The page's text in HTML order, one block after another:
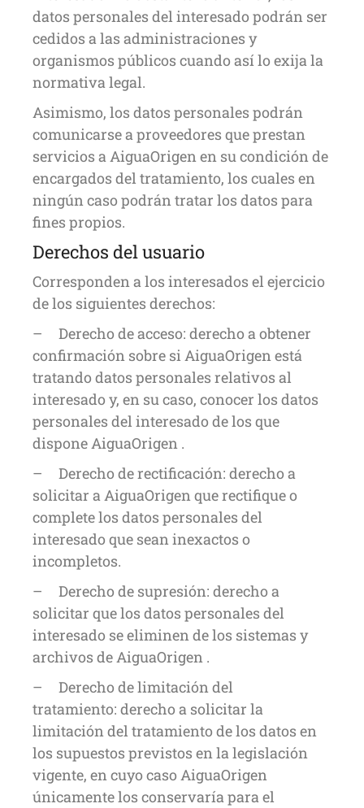
datos personales del interesado podrán ser
cedidos a las administraciones y
organismos públicos cuando así lo exija la
normativa legal.
Asimismo, los datos personales podrán
comunicarse a proveedores que prestan
servicios a AiguaOrigen en su condición de
encargados del tratamiento, los cuales en
ningún caso podrán tratar los datos para
fines propios.
Derechos del usuario
Corresponden a los interesados el ejercicio
de los siguientes derechos:
– Derecho de acceso: derecho a obtener
confirmación sobre si AiguaOrigen está
tratando datos personales relativos al
interesado y, en su caso, conocer los datos
personales del interesado de los que
dispone AiguaOrigen .
– Derecho de rectificación: derecho a
solicitar a AiguaOrigen que rectifique o
complete los datos personales del
interesado que sean inexactos o
incompletos.
– Derecho de supresión: derecho a
solicitar que los datos personales del
interesado se eliminen de los sistemas y
archivos de AiguaOrigen .
– Derecho de limitación del
tratamiento: derecho a solicitar la
limitación del tratamiento de los datos en
los supuestos previstos en la legislación
vigente, en cuyo caso AiguaOrigen
únicamente los conservaría para el